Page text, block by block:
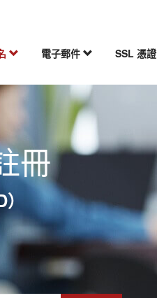
電子郵件 SSL 憑證
冊
）